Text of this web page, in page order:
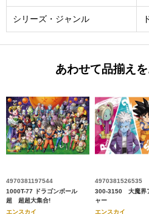
シリーズ・ジャンル
あわせて品揃え
4970381197544
1000T-77 ドラゴンボール
超 超超大集合!
エンスカイ
4970381526535
300-3150 大魔界
ャー
エンスカイ